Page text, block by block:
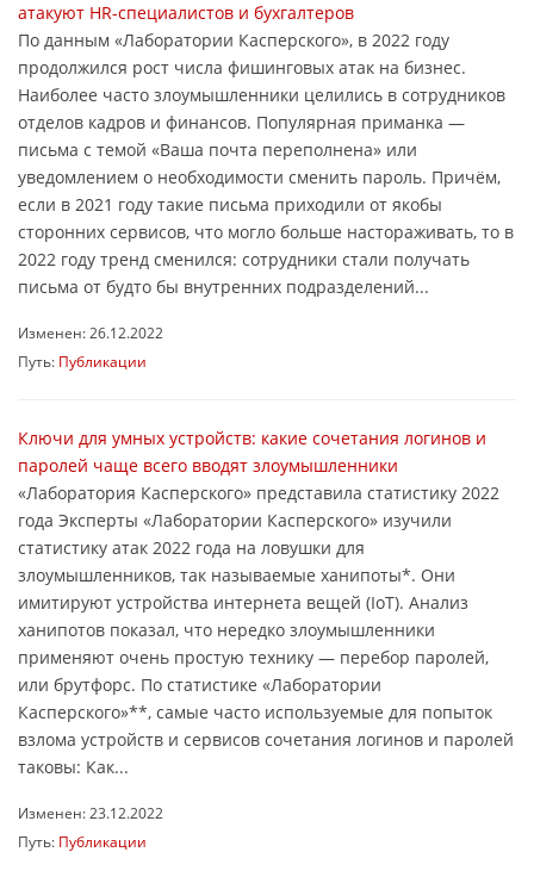
атакуют HR-специалистов и бухгалтеров
По данным «Лаборатории Касперского», в 2022 году
продолжился рост числа фишинговых атак на бизнес.
Наиболее часто злоумышленники целились в сотрудников
отделов кадров и финансов. Популярная приманка —
письма с темой «Ваша почта переполнена» или
уведомлением о необходимости сменить пароль. Причём,
если в 2021 году такие письма приходили от якобы
сторонних сервисов, что могло больше настораживать, то в
2022 году тренд сменился: сотрудники стали получать
письма от будто бы внутренних подразделений...
Изменен: 26.12.2022
Путь: Публикации
Ключи для умных устройств: какие сочетания логинов и
паролей чаще всего вводят злоумышленники
«Лаборатория Касперского» представила статистику 2022
года Эксперты «Лаборатории Касперского» изучили
статистику атак 2022 года на ловушки для
злоумышленников, так называемые ханипоты*. Они
имитируют устройства интернета вещей (IoT). Анализ
ханипотов показал, что нередко злоумышленники
применяют очень простую технику ― перебор паролей,
или брутфорс. По статистике «Лаборатории
Касперского»**, самые часто используемые для попыток
взлома устройств и сервисов сочетания логинов и паролей
таковы: Как...
Изменен: 23.12.2022
Путь: Публикации